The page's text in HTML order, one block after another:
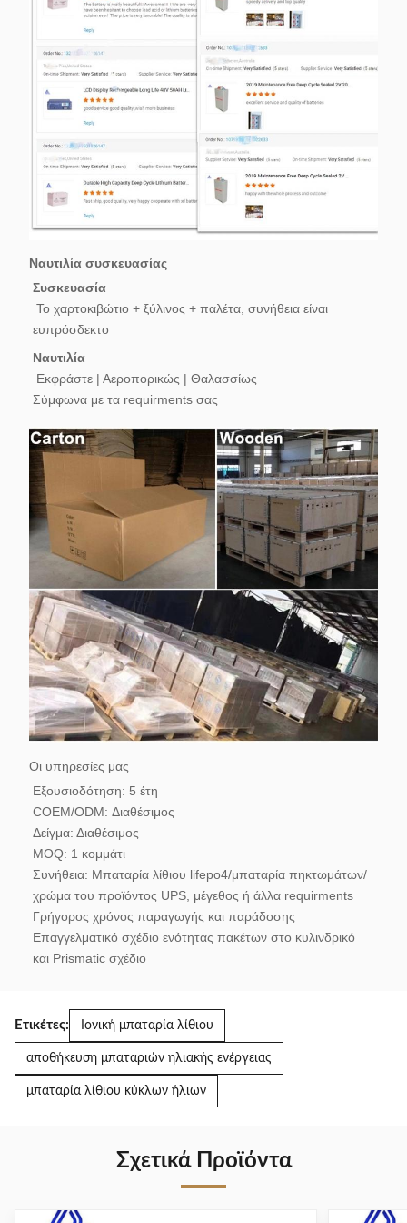
Ναυτιλία συσκευασίας
Συσκευασία
Το χαρτοκιβώτιο + ξύλινος + παλέτα, συνήθεια είναι
ευπρόσδεκτο
Ναυτιλία
Εκφράστε | Αεροπορικώς | Θαλασσίως
Σύμφωνα με τα requirments σας
Οι υπηρεσίες μας
Εξουσιοδότηση: 5 έτη
COEM/ODM: Διαθέσιμος
Δείγμα: Διαθέσιμος
MOQ: 1 κομμάτι
Συνήθεια: Μπαταρία λίθιου lifepo4/μπαταρία πηκτωμάτων/
χρώμα του προϊόντος UPS, μέγεθος ή άλλα requirments
Γρήγορος χρόνος παραγωγής και παράδοσης
Επαγγελματικό σχέδιο ενότητας πακέτων στο κυλινδρικό
και Prismatic σχέδιο
Ετικέτες: Ιονική μπαταρία λίθιου
αποθήκευση μπαταριών ηλιακής ενέργειας
μπαταρία λίθιου κύκλων ήλιων
Σχετικά Προϊόντα